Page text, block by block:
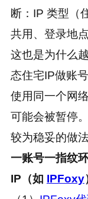
断：IP 类型（
共用、登录地
这也是为什么
态住宅IP做账
使用同一个网
可能会被暂停。
较为稳妥的做法
一账号一指纹
IP（如 IPFoxy